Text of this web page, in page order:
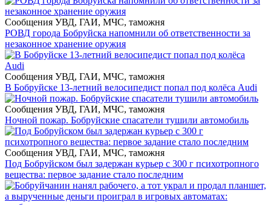
Сообщения УВД, ГАИ, МЧС, таможня
РОВД города Бобруйска напомнили об ответственности за
незаконное хранение оружия
Сообщения УВД, ГАИ, МЧС, таможня
В Бобруйске 13-летний велосипедист попал под колёса Audi
Сообщения УВД, ГАИ, МЧС, таможня
Ночной пожар. Бобруйские спасатели тушили автомобиль
Сообщения УВД, ГАИ, МЧС, таможня
Под Бобруйском был задержан курьер с 300 г психотропного
вещества: первое задание стало последним